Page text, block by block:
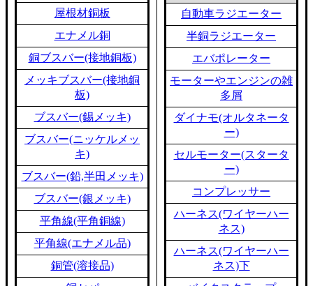
屋根材銅板
エナメル銅
銅ブスバー(接地銅板)
メッキブスバー(接地銅
板)
ブスバー(錫メッキ)
ブスバー(ニッケルメッ
キ)
ブスバー(鉛,半田メッキ)
ブスバー(銀メッキ)
平角線(平角銅線)
平角線(エナメル品)
銅管(溶接品)
自動車ラジエーター
半銅ラジエーター
エバポレーター
モーターやエンジンの雑
多屑
ダイナモ(オルタネータ
ー)
セルモーター(スタータ
ー)
コンプレッサー
ハーネス(ワイヤーハー
ネス)
ハーネス(ワイヤーハー
ネス)下